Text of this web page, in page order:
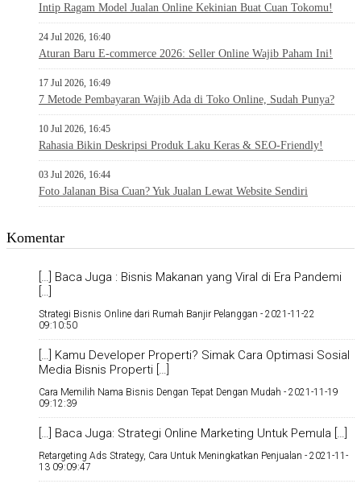
Intip Ragam Model Jualan Online Kekinian Buat Cuan Tokomu!
24 Jul 2026, 16:40
Aturan Baru E-commerce 2026: Seller Online Wajib Paham Ini!
17 Jul 2026, 16:49
7 Metode Pembayaran Wajib Ada di Toko Online, Sudah Punya?
10 Jul 2026, 16:45
Rahasia Bikin Deskripsi Produk Laku Keras & SEO-Friendly!
03 Jul 2026, 16:44
Foto Jalanan Bisa Cuan? Yuk Jualan Lewat Website Sendiri
Komentar
[…] Baca Juga : Bisnis Makanan yang Viral di Era Pandemi
Strategi Bisnis Online dari Rumah Banjir Pelanggan - 2021-11-22
09:10:50
[…] Kamu Developer Properti? Simak Cara Optimasi Sosial
Media Bisnis Properti […]
Cara Memilih Nama Bisnis Dengan Tepat Dengan Mudah - 2021-11-19
09:12:39
[…] Baca Juga: Strategi Online Marketing Untuk Pemula […]
Retargeting Ads Strategy, Cara Untuk Meningkatkan Penjualan - 2021-11-
13 09:09:47